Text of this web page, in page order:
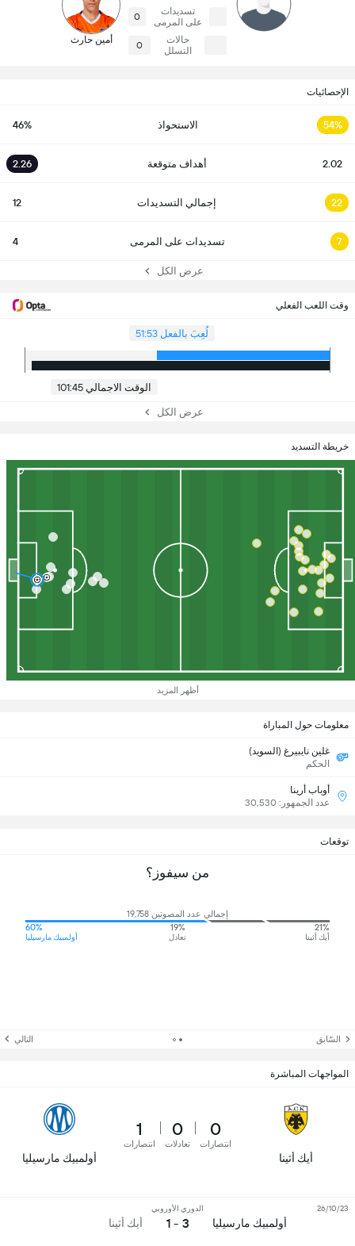
تسديدات
على المرمى
0
حالات
التسلل
0 أمين حارث
الإحصائيات
54% الاستحواذ 46%
2.02 أهداف متوقعة 2.26
22 إجمالي التسديدات 12
7 تسديدات على المرمى 4
عرض الكل
وقت اللعب الفعلي
لُعِبَ بالفعل 51:53
الوقت الاجمالي 101:45
عرض الكل
خريطة التسديد
أظهر المزيد
معلومات حول المباراة
غلين نايبيرغ (السويد)
الحكم
أوباب أرينا
عدد الجمهور: 30,530
توقعات
من سيفوز؟
إجمالي عدد المصوتين 19,758
21%
أيك أثينا
19%
تعادل
60%
أولمبيك مارسيليا
السّابق التالي
المواجهات المباشرة
أيك أثينا
0
انتصارات
0
تعادلات
1
انتصارات
أولمبيك مارسيليا
أولمبيك مارسيليا
الدوري الأوروبي
3 - 1 أيك أثينا
26/10/23